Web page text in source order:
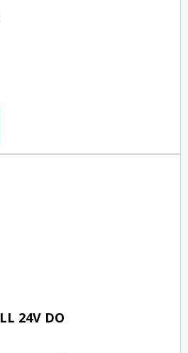
24V DO